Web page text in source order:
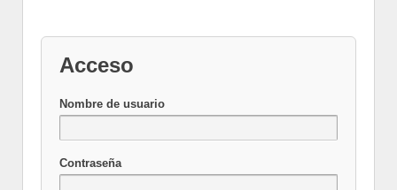
Acceso
Nombre de usuario
Contraseña